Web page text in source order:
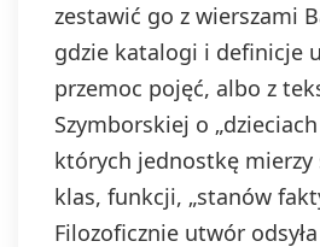
zestawić go z wierszami
gdzie katalogi i definicje
przemoc pojęć, albo z
Szymborskiej o
których jednostkę mierzy
klas, funkcji, „stanów
Filozoficznie utwór